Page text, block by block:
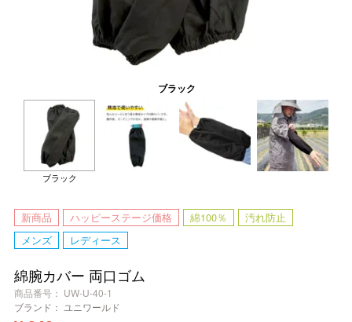
ブラック
ブラック
新商品 ハッピーステージ価格 綿100％
汚れ防止
メンズ
レディース
綿腕カバー 両口ゴム
商品番号
UW-U-40-1
ブランド： ユニワールド